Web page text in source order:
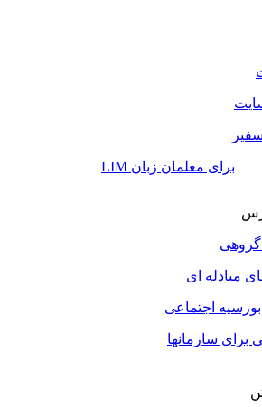
LIM برای معلمان زبان
مبادله ای
اجتماعی
برای سازمانها